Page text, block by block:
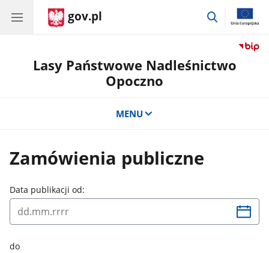
gov.pl
przejdź
Lasy Państwowe Nadleśnictwo
Opoczno
MENU
Zamówienia publiczne
Data publikacji od:
do